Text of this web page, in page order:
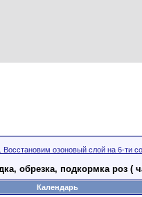
озоновый слой на 6-ти
обрезка, подкормка роз (
Календарь